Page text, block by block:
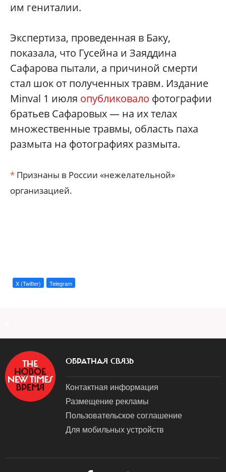
им гениталии.
Экспертиза, проведенная в Баку,
показала, что Гусейна и Заяддина
Сафарова пытали, а причиной смерти
стал шок от полученных травм. Издание
Minval 1 июля опубликовало фотографии
братьев Сафаровых — на их телах
множественные травмы, область паха
размыта на фотографиях размыта.
* Признаны в России «нежелательной»
организацией.
X (Twitter) Telegram
ОБРАТНАЯ СВЯЗЬ
Контактная информация
Размещение рекламы
Пользовательское соглашение
Для мобильных устройств